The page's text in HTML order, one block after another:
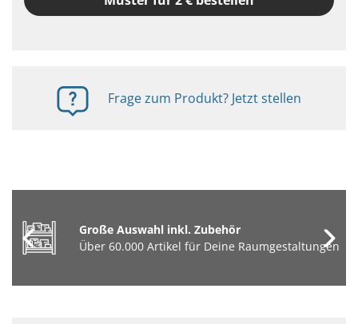
Frage zum Produkt? Jetzt stellen
Große Auswahl inkl. Zubehör
Über 60.000 Artikel für Deine Raumgestaltungen